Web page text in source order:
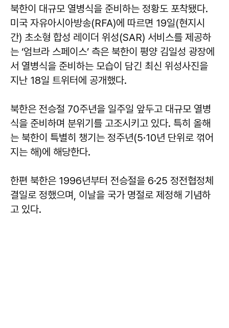
북한이 대규모 열병식을 준비하는 정황도 포착됐다.
미국 자유아시아방송(RFA)에 따르면 19일(현지시
간) 초소형 합성 레이더 위성(SAR) 서비스를 제공하
는 ‘엄브라 스페이스’ 측은 북한이 평양 김일성 광장에
서 열병식을 준비하는 모습이 담긴 최신 위성사진을
지난 18일 트위터에 공개했다.
북한은 전승절 70주년을 일주일 앞두고 대규모 열병
식을 준비하며 분위기를 고조시키고 있다. 특히 올해
는 북한이 특별히 챙기는 정주년(5·10년 단위로 꺾어
지는 해)에 해당한다.
한편 북한은 1996년부터 전승절을 6·25 정전협정체
결일로 정했으며, 이날을 국가 명절로 제정해 기념하
고 있다.